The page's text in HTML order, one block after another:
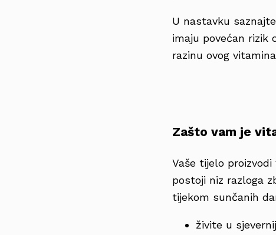
U nastavku
imaju povećan rizik
razinu ovog
Zašto vam je
Vaše tijelo
postoji niz razloga
tijekom sunčanih
živite u